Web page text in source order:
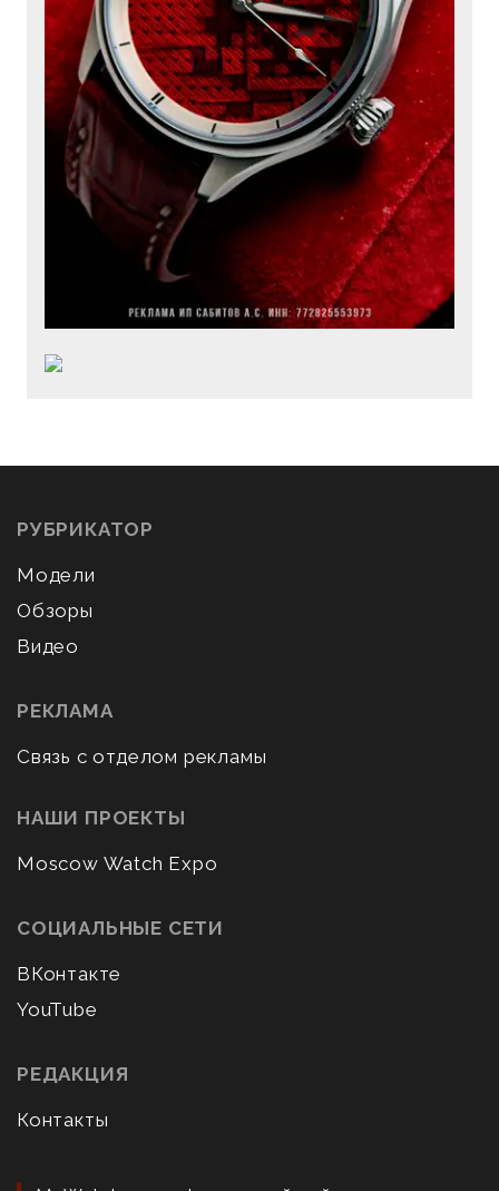
РУБРИКАТОР
Модели
Обзоры
Видео
РЕКЛАМА
Связь с отделом рекламы
НАШИ ПРОЕКТЫ
Moscow Watch Expo
СОЦИАЛЬНЫЕ СЕТИ
ВКонтакте
YouTube
РЕДАКЦИЯ
Контакты